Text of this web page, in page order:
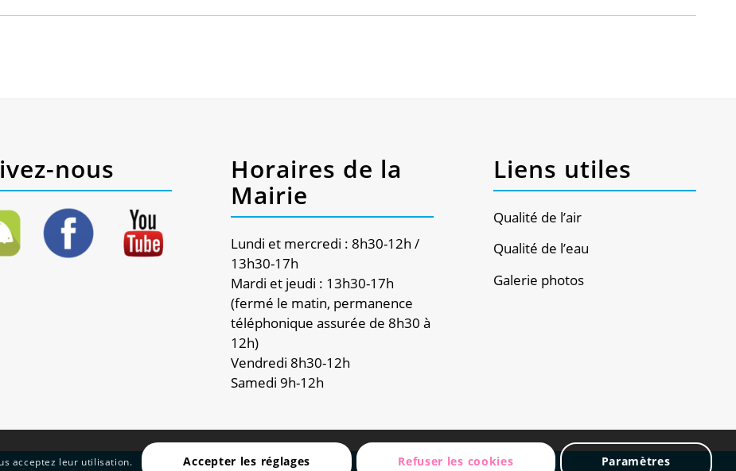
nous
Horaires de la
Mairie
Lundi et mercredi : 8h30-12h /
13h30-17h
Mardi et jeudi : 13h30-17h
(fermé le matin, permanence
téléphonique assurée de 8h30 à
12h)
Vendredi 8h30-12h
Samedi 9h-12h
Liens utiles
Qualité de l’air
Qualité de l’eau
Galerie photos
acceptez leur utilisation. Accepter les réglages Refuser les cookies Paramètres